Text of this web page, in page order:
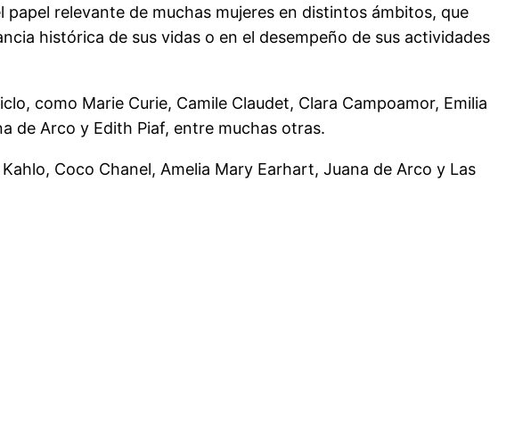
papel relevante de muchas mujeres en distintos ámbitos, que
histórica de sus vidas o en el desempeño de sus actividades
como Marie Curie, Camile Claudet, Clara Campoamor, Emilia
de Arco y Edith Piaf, entre muchas otras.
Coco Chanel, Amelia Mary Earhart, Juana de Arco y Las